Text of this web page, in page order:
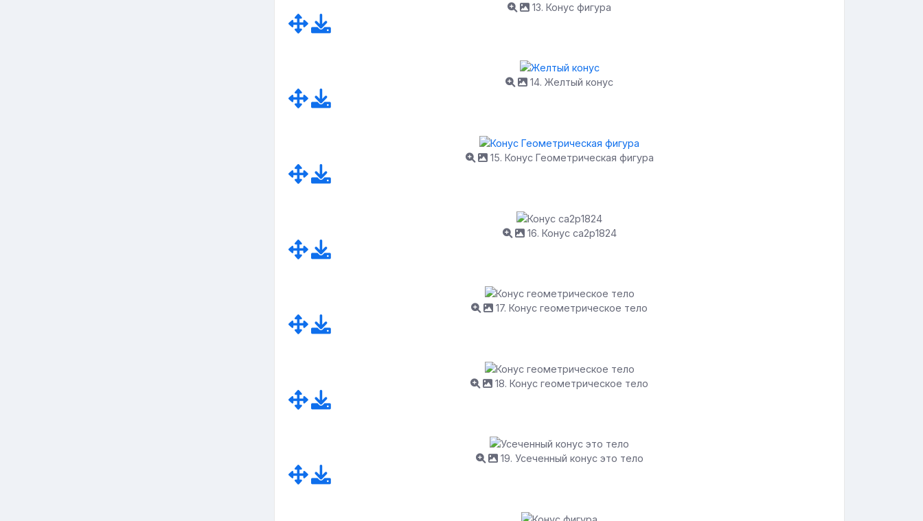
13. Конус фигура
14. Желтый конус
15. Конус Геометрическая фигура
16. Конус са2p1824
17. Конус геометрическое тело
18. Конус геометрическое тело
19. Усеченный конус это тело